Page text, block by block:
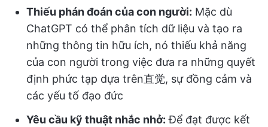
Thiếu phán đoán của con người: Mặc dù
ChatGPT có thể phân tích dữ liệu và tạo ra
những thông tin hữu ích, nó thiếu khả năng
của con người trong việc đưa ra những quyết
định phức tạp dựa trên直觉, sự đồng cảm và
các yếu tố đạo đức
Yêu cầu kỹ thuật nhắc nhở: Để đạt được kết